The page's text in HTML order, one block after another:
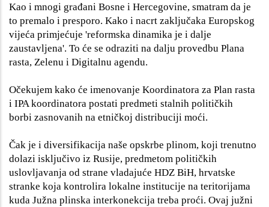
Kao i mnogi građani Bosne i Hercegovine, smatram da je
to premalo i presporo. Kako i nacrt zaključaka Europskog
vijeća primjećuje 'reformska dinamika je i dalje
zaustavljena'. To će se odraziti na dalju provedbu Plana
rasta, Zelenu i Digitalnu agendu.
Očekujem kako će imenovanje Koordinatora za Plan rasta
i IPA koordinatora postati predmeti stalnih političkih
borbi zasnovanih na etničkoj distribuciji moći.
Čak je i diversifikacija naše opskrbe plinom, koji trenutno
dolazi isključivo iz Rusije, predmetom političkih
uslovljavanja od strane vladajuće HDZ BiH, hrvatske
stranke koja kontrolira lokalne institucije na teritorijama
kuda Južna plinska interkonekcija treba proći. Ovaj južni